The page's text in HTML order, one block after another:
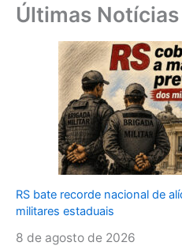
Últimas Notícias
RS bate recorde nacional de
militares estaduais
8 de agosto de 2026